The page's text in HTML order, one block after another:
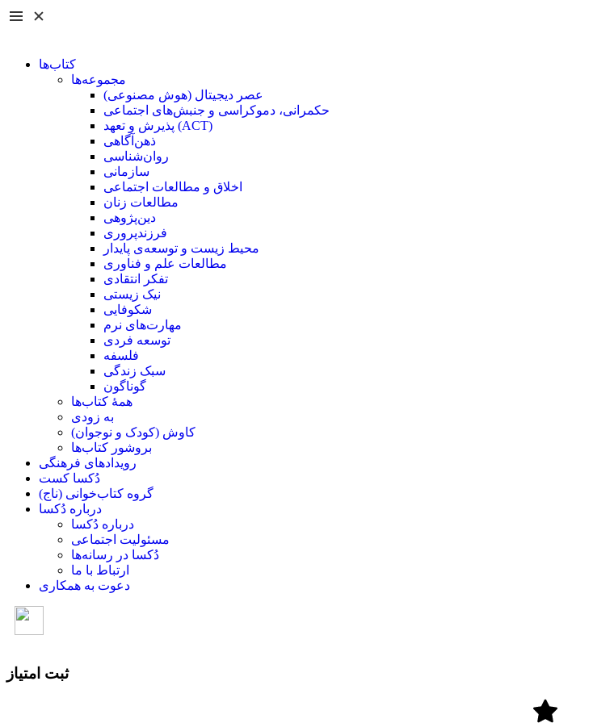
کتاب‌ها
مجموعه‌ها
عصر دیجیتال (هوش مصنوعی)
حکمرانی، دموکراسی و جنبش‌های اجتماعی
پذیرش و تعهد (ACT)
ذهن‌آگاهی
روان‌شناسی
سازمانی
اخلاق و مطالعات اجتماعی
مطالعات زنان
دین‌پژوهی
فرزند‌پروری
محیط زیست و توسعه‌ی پایدار
مطالعات علم و فناوری
تفکر انتقادی
نیک زیستی
شکوفایی
مهارت‌های نرم
توسعه فردی
فلسفه
سبک زندگی
گوناگون
همۀ کتاب‌ها
به زودی
کاوش (کودک و ‌نوجوان)
بروشور کتاب‌ها
رویدادهای فرهنگی
دُکسا کست
گروه کتاب‌خوانی (ناج)
درباره دُکسا
درباره دُکسا
مسئولیت اجتماعی
دُکسا در رسانه‌ها
ارتباط با ما
دعوت به همکاری
ثبت امتیاز